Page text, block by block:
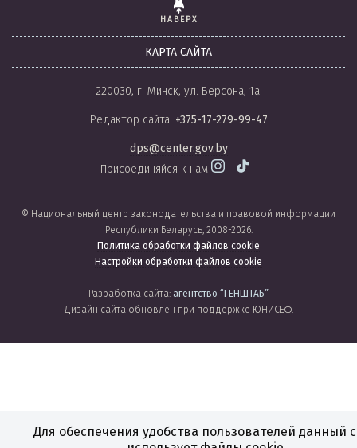
НАВЕРХ
КАРТА САЙТА
220030, г. Минск, ул. Берсона, 1а.
Редактор сайта: +375-17-279-99-47
dps@center.gov.by
Присоединяйся к нам
© Национальный центр законодательства и правовой информации
Республики Беларусь, 2008-2026.
Политика обработки файлов cookie
Настройки обработки файлов cookie
Разработка сайта: агентство “ГЕНШТАБ”
Дизайн сайта обновлен при поддержке ЮНИСЕФ.
Для обеспечения удобства пользователей данный